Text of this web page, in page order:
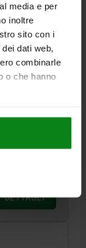
media e per
inoltre
sito con i
dati web,
combinarle
o che hanno
RE,
F1=4000
DETTAGLI